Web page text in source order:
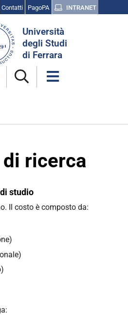
Contatti PagoPA INTRANET
Università
degli Studi
di Ferrara
lingua
ricerca
studio
Il costo è composto da: